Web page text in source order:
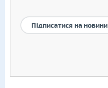
Підписатися на новини